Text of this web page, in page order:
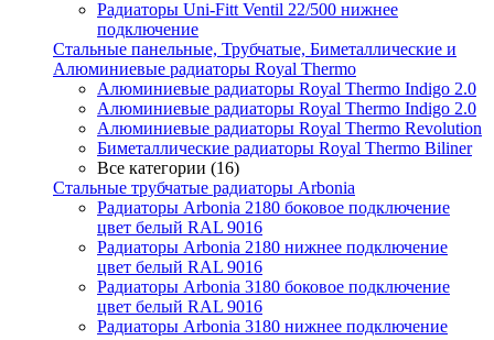
Радиаторы Uni-Fitt Ventil 22/500 нижнее
подключение
Стальные панельные, Трубчатые, Биметаллические и
Алюминиевые радиаторы Royal Thermo
Алюминиевые радиаторы Royal Thermo Indigo 2.0
Алюминиевые радиаторы Royal Thermo Indigo 2.0
Алюминиевые радиаторы Royal Thermo Revolution
Биметаллические радиаторы Royal Thermo Biliner
Все категории (16)
Стальные трубчатые радиаторы Arbonia
Радиаторы Arbonia 2180 боковое подключение
цвет белый RAL 9016
Радиаторы Arbonia 2180 нижнее подключение
цвет белый RAL 9016
Радиаторы Arbonia 3180 боковое подключение
цвет белый RAL 9016
Радиаторы Arbonia 3180 нижнее подключение